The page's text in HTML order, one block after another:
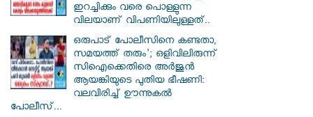
ഇറച്ചിക്കും വരെ പൊള്ളുന്ന
വിലയാണ് വിപണിയിലുള്ളത്..
ഒരുപാട് പോലീസിനെ കണ്ടതാ,
സമയത്ത് തരും'; ഒളിവിലിരുന്ന്
സിഐക്കെതിരെ അർജുൻ
ആയങ്കിയുടെ പുതിയ ഭീഷണി:
വലവിരിച്ച് ഊന്നുകൽ
പോലീസ്...